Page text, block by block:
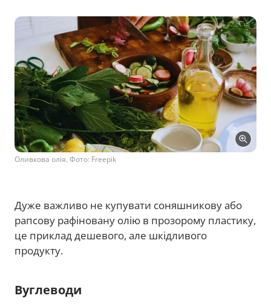
Оливкова олія. Фото: Freepik
Дуже важливо не купувати соняшникову або
рапсову рафіновану олію в прозорому пластику,
це приклад дешевого, але шкідливого
продукту.
Вуглеводи